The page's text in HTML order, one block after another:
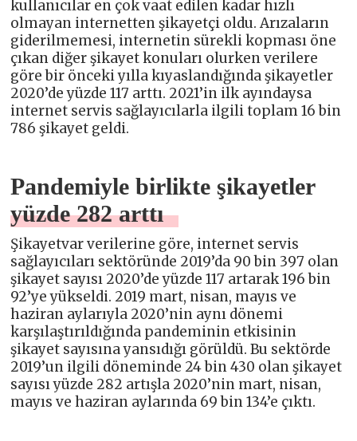
kullanıcılar en çok vaat edilen kadar hızlı
olmayan internetten şikayetçi oldu. Arızaların
giderilmemesi, internetin sürekli kopması öne
çıkan diğer şikayet konuları olurken verilere
göre bir önceki yılla kıyaslandığında şikayetler
2020’de yüzde 117 arttı. 2021’in ilk ayındaysa
internet servis sağlayıcılarla ilgili toplam 16 bin
786 şikayet geldi.
Pandemiyle birlikte şikayetler
yüzde 282 arttı
Şikayetvar verilerine göre, internet servis
sağlayıcıları sektöründe 2019’da 90 bin 397 olan
şikayet sayısı 2020’de yüzde 117 artarak 196 bin
92’ye yükseldi. 2019 mart, nisan, mayıs ve
haziran aylarıyla 2020’nin aynı dönemi
karşılaştırıldığında pandeminin etkisinin
şikayet sayısına yansıdığı görüldü. Bu sektörde
2019’un ilgili döneminde 24 bin 430 olan şikayet
sayısı yüzde 282 artışla 2020’nin mart, nisan,
mayıs ve haziran aylarında 69 bin 134’e çıktı.